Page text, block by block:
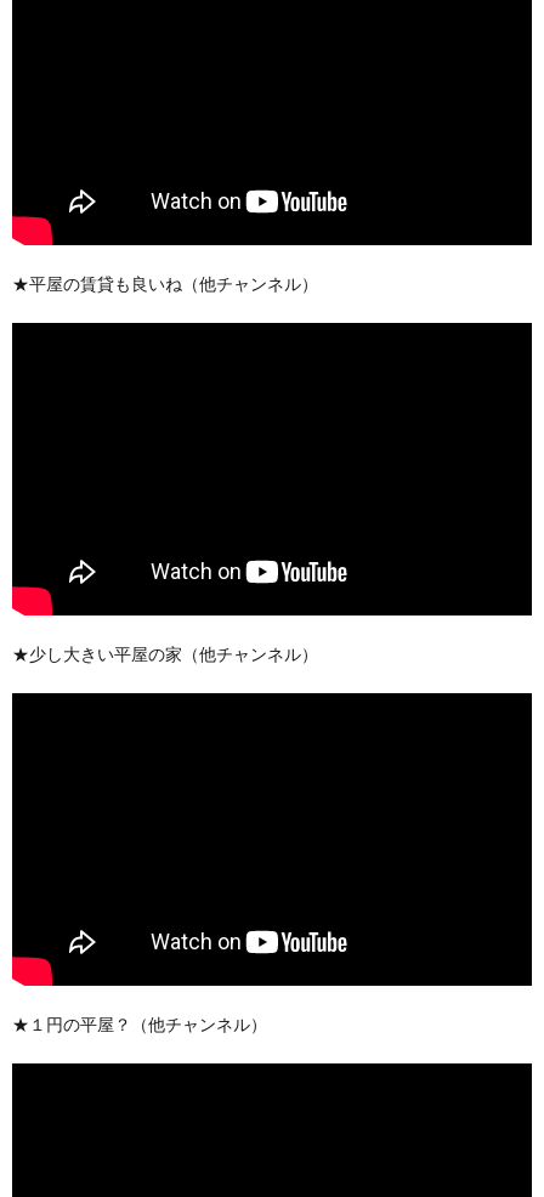
★平屋の賃貸も良いね（他チャンネル）
★少し大きい平屋の家（他チャンネル）
★１円の平屋？（他チャンネル）